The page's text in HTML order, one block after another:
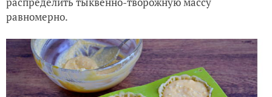
равномерно.